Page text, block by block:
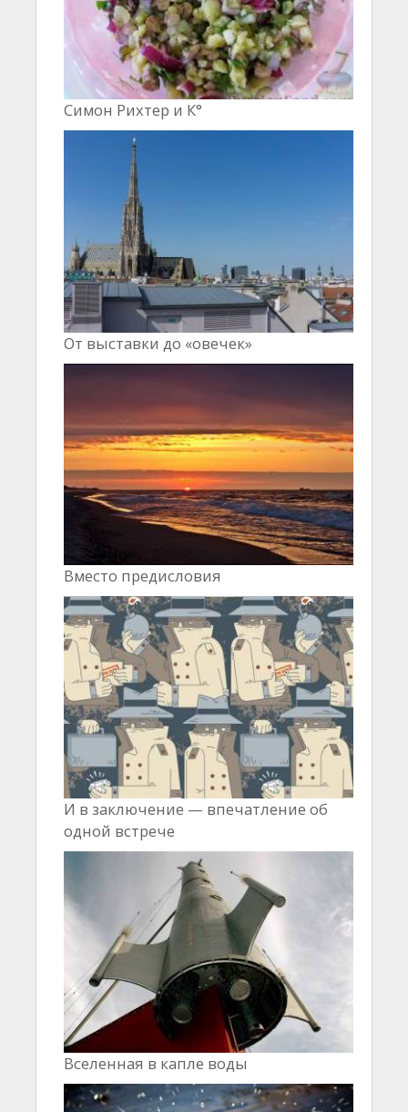
Симон Рихтер и К°
От выставки до «овечек»
Вместо предисловия
И в заключение — впечатление об
одной встрече
Вселенная в капле воды